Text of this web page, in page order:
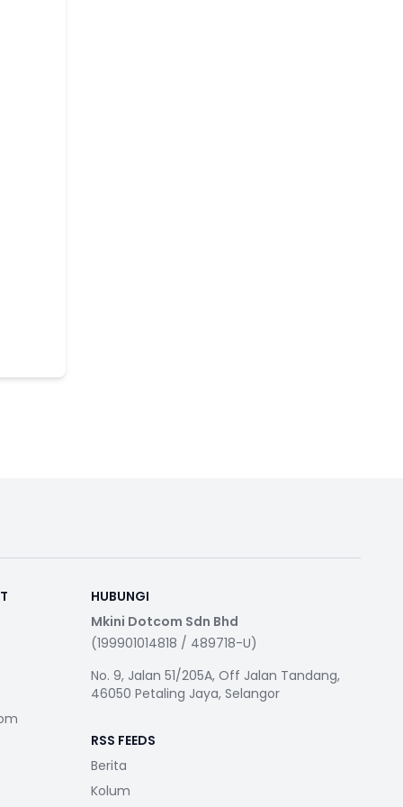
HUBUNGI
Mkini Dotcom Sdn Bhd
(199901014818 / 489718-U)
No. 9, Jalan 51/205A, Off Jalan Tandang,
46050 Petaling Jaya, Selangor
RSS FEEDS
Berita
Kolum